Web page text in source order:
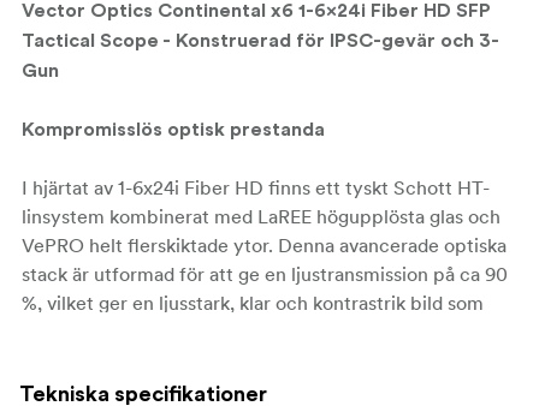
Vector Optics Continental x6 1-6x24i Fiber HD SFP
Tactical Scope - Konstruerad för IPSC-gevär och 3-
Gun
Kompromisslös optisk prestanda
I hjärtat av 1-6x24i Fiber HD finns ett tyskt Schott HT-
linsystem kombinerat med LaREE högupplösta glas och
VePRO helt flerskiktade ytor. Denna avancerade optiska
stack är utformad för att ge en ljustransmission på ca 90
%, vilket ger en ljusstark, klar och kontrastrik bild som
kikarsiktet dig att uppfatta fina detaljer och följa mål
Tekniska specifikationer